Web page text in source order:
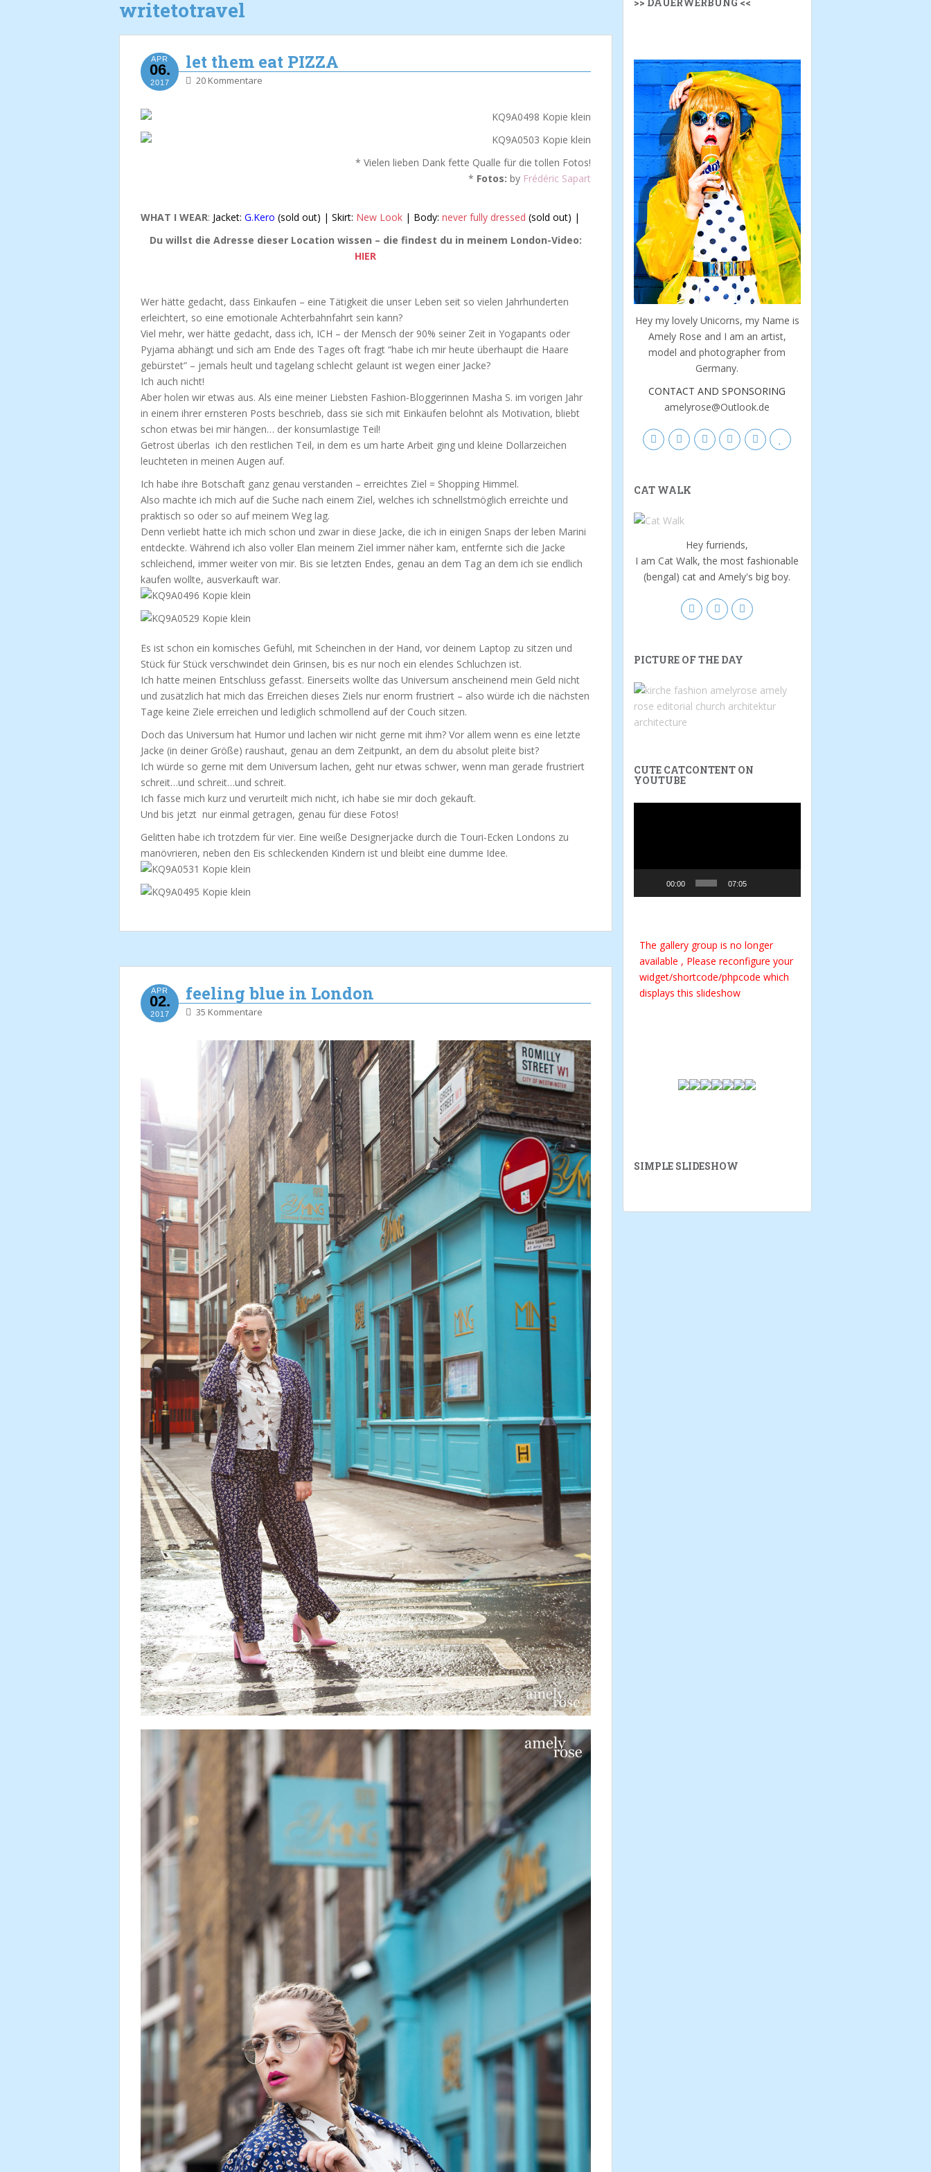
writetotravel
APR
06.
2017
let them eat PIZZA
20 Kommentare
* Vielen lieben Dank fette Qualle für die tollen Fotos!
* Fotos: by Frédéric Sapart
WHAT I WEAR: Jacket: G.Kero (sold out) | Skirt: New Look | Body: never fully dressed (sold out) |
Du willst die Adresse dieser Location wissen – die findest du in meinem London-Video:
HIER
Wer hätte gedacht, dass Einkaufen – eine Tätigkeit die unser Leben seit so vielen Jahrhunderten
erleichtert, so eine emotionale Achterbahnfahrt sein kann?
Viel mehr, wer hätte gedacht, dass ich, ICH – der Mensch der 90% seiner Zeit in Yogapants oder
Pyjama abhängt und sich am Ende des Tages oft fragt “habe ich mir heute überhaupt die Haare
gebürstet” – jemals heult und tagelang schlecht gelaunt ist wegen einer Jacke?
Ich auch nicht!
Aber holen wir etwas aus. Als eine meiner Liebsten Fashion-Bloggerinnen Masha S. im vorigen Jahr
in einem ihrer ernsteren Posts beschrieb, dass sie sich mit Einkäufen belohnt als Motivation, bliebt
schon etwas bei mir hängen… der konsumlastige Teil!
Getrost überlas ich den restlichen Teil, in dem es um harte Arbeit ging und kleine Dollarzeichen
leuchteten in meinen Augen auf.
Ich habe ihre Botschaft ganz genau verstanden – erreichtes Ziel = Shopping Himmel.
Also machte ich mich auf die Suche nach einem Ziel, welches ich schnellstmöglich erreichte und
praktisch so oder so auf meinem Weg lag.
Denn verliebt hatte ich mich schon und zwar in diese Jacke, die ich in einigen Snaps der leben Marini
entdeckte. Während ich also voller Elan meinem Ziel immer näher kam, entfernte sich die Jacke
schleichend, immer weiter von mir. Bis sie letzten Endes, genau an dem Tag an dem ich sie endlich
kaufen wollte, ausverkauft war.
Es ist schon ein komisches Gefühl, mit Scheinchen in der Hand, vor deinem Laptop zu sitzen und
Stück für Stück verschwindet dein Grinsen, bis es nur noch ein elendes Schluchzen ist.
Ich hatte meinen Entschluss gefasst. Einerseits wollte das Universum anscheinend mein Geld nicht
und zusätzlich hat mich das Erreichen dieses Ziels nur enorm frustriert – also würde ich die nächsten
Tage keine Ziele erreichen und lediglich schmollend auf der Couch sitzen.
Doch das Universum hat Humor und lachen wir nicht gerne mit ihm? Vor allem wenn es eine letzte
Jacke (in deiner Größe) raushaut, genau an dem Zeitpunkt, an dem du absolut pleite bist?
Ich würde so gerne mit dem Universum lachen, geht nur etwas schwer, wenn man gerade frustriert
schreit…und schreit…und schreit.
Ich fasse mich kurz und verurteilt mich nicht, ich habe sie mir doch gekauft.
Und bis jetzt nur einmal getragen, genau für diese Fotos!
Gelitten habe ich trotzdem für vier. Eine weiße Designerjacke durch die Touri-Ecken Londons zu
manövrieren, neben den Eis schleckenden Kindern ist und bleibt eine dumme Idee.
APR
02.
2017
feeling blue in London
35 Kommentare
Hey my lovely Unicorns, my Name is
Amely Rose and I am an artist,
model and photographer from
Germany.
CONTACT AND SPONSORING
amelyrose@Outlook.de
CAT WALK
Hey furriends,
I am Cat Walk, the most fashionable
(bengal) cat and Amely's big boy.
PICTURE OF THE DAY
CUTE CATCONTENT ON
YOUTUBE
00:00 07:05
The gallery group is no longer
available , Please reconfigure your
widget/shortcode/phpcode which
displays this slideshow
SIMPLE SLIDESHOW